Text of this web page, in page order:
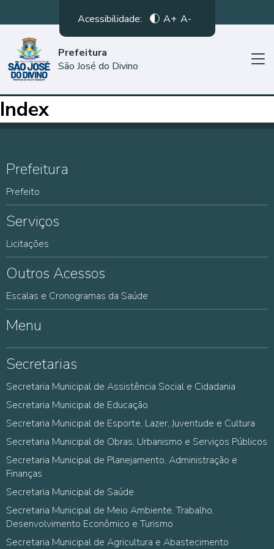
Acessibilidade: A+ A-
Prefeitura
São José do Divino
Index
Prefeitura
Prefeito
Serviços
Licitações
Outros Acessos
Escalas e Cronogramas da Saúde
Menu
Secretarias
Secretaria Municipal de Assistência Social e Cidadania
Secretaria Municipal de Educação
Secretaria Municipal de Esporte, Lazer, Juventude e Cultura
Secretaria Municipal de Obras, Urbanismo e Serviços Públicos
Secretaria Municipal de Planejamento, Administração e
Finanças
Secretaria Municipal de Saúde
Secretaria Municipal de Meio Ambiente, Trabalho,
Desenvolvimento Econômico e Turismo
Secretaria Municipal de Agricultura e Abastecimento